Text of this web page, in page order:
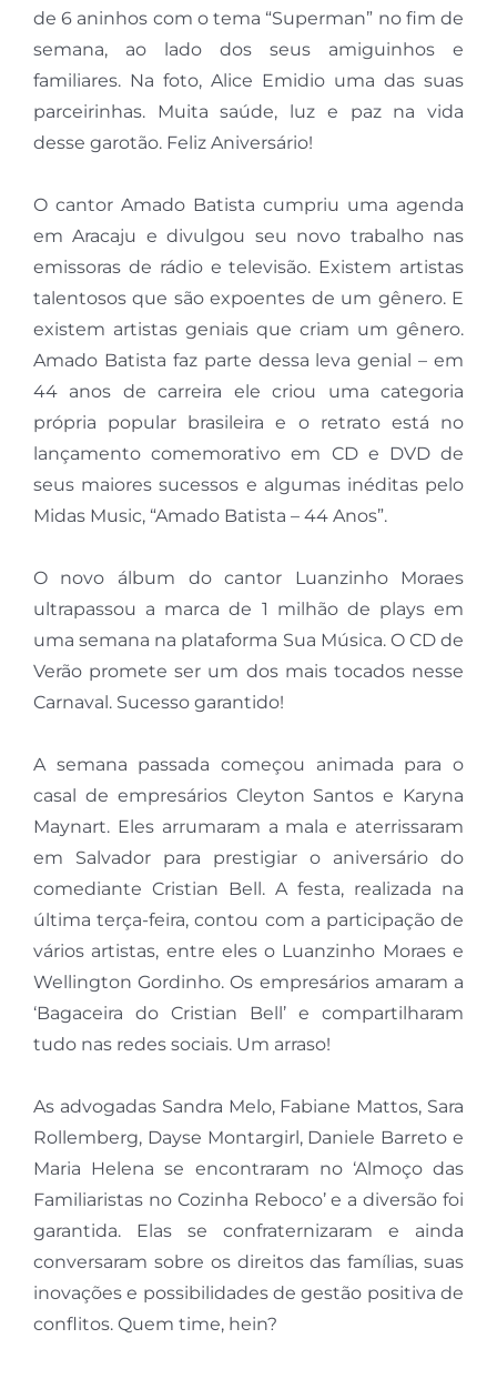
de 6 aninhos com o tema “Superman” no fim de
semana, ao lado dos seus amiguinhos e
familiares. Na foto, Alice Emidio uma das suas
parceirinhas. Muita saúde, luz e paz na vida
desse garotão. Feliz Aniversário!
O cantor Amado Batista cumpriu uma agenda
em Aracaju e divulgou seu novo trabalho nas
emissoras de rádio e televisão. Existem artistas
talentosos que são expoentes de um gênero. E
existem artistas geniais que criam um gênero.
Amado Batista faz parte dessa leva genial – em
44 anos de carreira ele criou uma categoria
própria popular brasileira e o retrato está no
lançamento comemorativo em CD e DVD de
seus maiores sucessos e algumas inéditas pelo
Midas Music, “Amado Batista – 44 Anos”.
O novo álbum do cantor Luanzinho Moraes
ultrapassou a marca de 1 milhão de plays em
uma semana na plataforma Sua Música. O CD de
Verão promete ser um dos mais tocados nesse
Carnaval. Sucesso garantido!
A semana passada começou animada para o
casal de empresários Cleyton Santos e Karyna
Maynart. Eles arrumaram a mala e aterrissaram
em Salvador para prestigiar o aniversário do
comediante Cristian Bell. A festa, realizada na
última terça-feira, contou com a participação de
vários artistas, entre eles o Luanzinho Moraes e
Wellington Gordinho. Os empresários amaram a
‘Bagaceira do Cristian Bell’ e compartilharam
tudo nas redes sociais. Um arraso!
As advogadas Sandra Melo, Fabiane Mattos, Sara
Rollemberg, Dayse Montargirl, Daniele Barreto e
Maria Helena se encontraram no ‘Almoço das
Familiaristas no Cozinha Reboco’ e a diversão foi
garantida. Elas se confraternizaram e ainda
conversaram sobre os direitos das famílias, suas
inovações e possibilidades de gestão positiva de
conflitos. Quem time, hein?